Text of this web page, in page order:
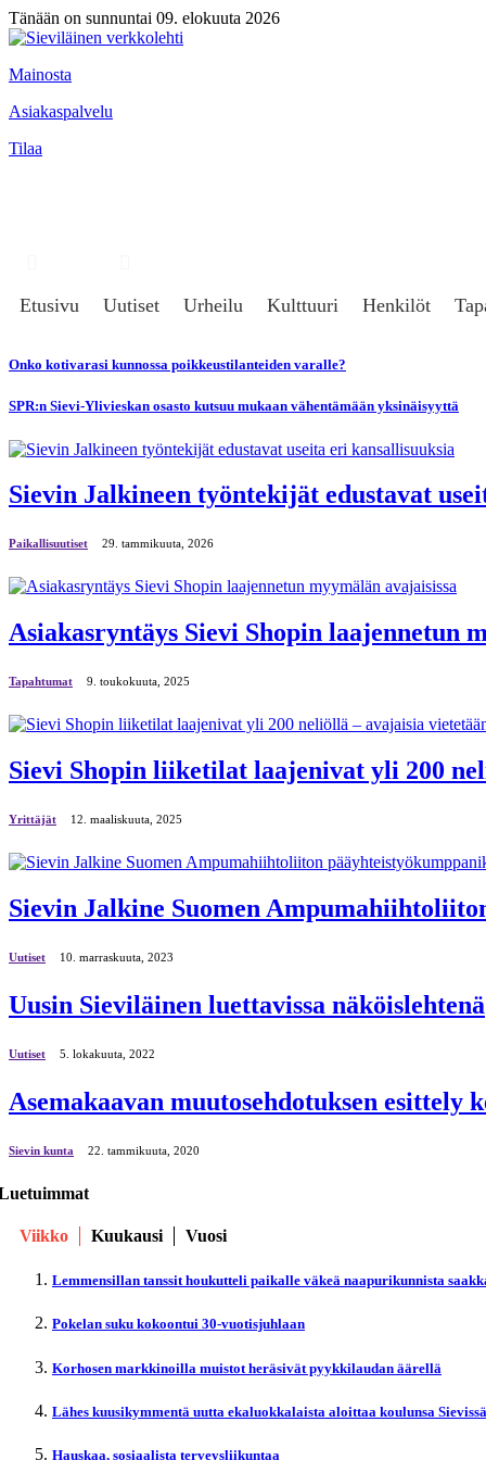
Tänään on sunnuntai 09. elokuuta 2026
Mainosta
Asiakaspalvelu
Tilaa
Etusivu Uutiset Urheilu Kulttuuri Henkilöt
Onko kotivarasi kunnossa poikkeustilanteiden varalle?
SPR:n Sievi-Ylivieskan osasto kutsuu mukaan vähentämään yksinäisyyttä
Sievin Jalkineen työntekijät edustavat
Paikallisuutiset 29. tammikuuta, 2026
Asiakasryntäys Sievi Shopin laajennetun
Tapahtumat 9. toukokuuta, 2025
Sievi Shopin liiketilat laajenivat yli 200
Yrittäjät 12. maaliskuuta, 2025
Sievin Jalkine Suomen
Uutiset 10. marraskuuta, 2023
Uusin Sieviläinen luettavissa näköislehtenä
Uutiset 5. lokakuuta, 2022
Asemakaavan muutosehdotuksen
Sievin kunta 22. tammikuuta, 2020
Viikko Kuukausi Vuosi
Lemmensillan tanssit houkutteli paikalle väkeä naapurikunnista
Pokelan suku kokoontui 30-vuotisjuhlaan
Korhosen markkinoilla muistot heräsivät pyykkilaudan äärellä
Lähes kuusikymmentä uutta ekaluokkalaista aloittaa koulunsa Sievissä
Hauskaa, sosiaalista terveysliikuntaa